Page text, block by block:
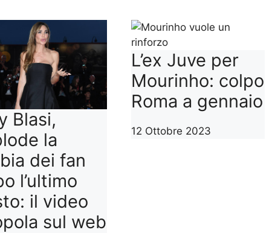
Blasi,
la
dei fan
l’ultimo
il video
sul web
L’ex Juve per
Mourinho: colpo
Roma a gennaio
12 Ottobre 2023